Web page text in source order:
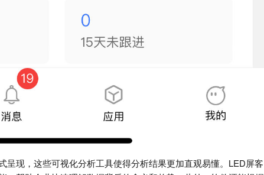
呈现，这些可视化分析工具使得分析结果更加直观易懂。LED屏客